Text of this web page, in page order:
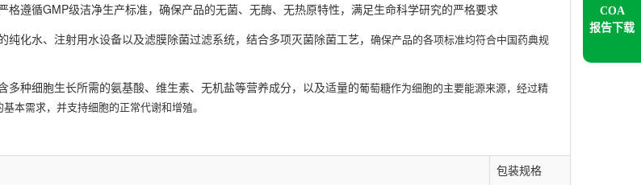
格遵循GMP级洁净生产标准，确保产品的无菌、无酶、无热原特性，满足生命科学研究的严格要求
纯化水、注射用水设备以及滤膜除菌过滤系统，结合多项灭菌除菌工艺， 确保产品的各项标准均符合中国药典规
多种细胞生长所需的氨基酸、维生素、无机盐等营养成分，以及适量的葡萄糖作为细胞的主要能源来源，经过精
本需求，并支持细胞的正常代谢和增殖。
包装规格
COA
报告下载